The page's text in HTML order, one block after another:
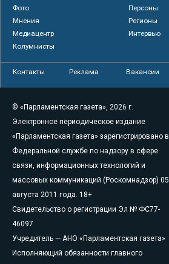
Фото
Персоны
Мнения
Регионы
Медиацентр
Интервью
Колумнисты
Контакты Реклама Вакансии
© «Парламентская газета», 2026 г.
Электронное периодическое издание
«Парламентская газета» зарегистрировано в
Федеральной службе по надзору в сфере
связи, информационных технологий и
массовых коммуникаций (Роскомнадзор) 05
августа 2011 года. 18+
Свидетельство о регистрации Эл № ФС77-
46097
Учредитель — АНО «Парламентская газета»
Исполняющий обязанности главного